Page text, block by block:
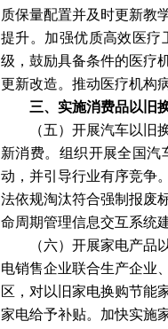
质保量配置并及时更新教
提升。加强优质高效医疗
级，鼓励具备条件的医疗
更新改造。推动医疗机构
三、实施消费品以旧
（五）开展汽车以旧换
新消费。组织开展全国
动，并引导行业有序竞争
法依规淘汰符合强制报废
命周期管理信息交互系统建
（六）开展家电产品以
电销售企业联合生产企业
区，对以旧家电换购节能
家电给予补贴。加快实施